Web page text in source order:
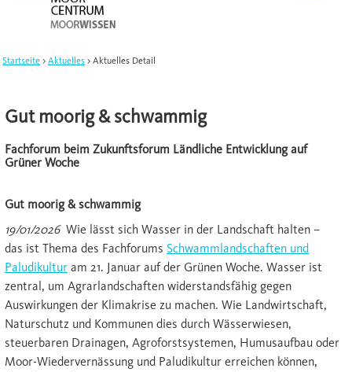
Startseite Aktuelles Aktuelles Detail
Gut moorig & schwammig
Fachforum beim Zukunftsforum Ländliche Entwicklung auf
Grüner Woche
Gut moorig & schwammig
19/01/2026Wie lässt sich Wasser in der Landschaft halten –
das ist Thema des Fachforums Schwammlandschaften und
Paludikultur am 21. Januar auf der Grünen Woche. Wasser ist
zentral, um Agrarlandschaften widerstandsfähig gegen
Auswirkungen der Klimakrise zu machen. Wie Landwirtschaft,
Naturschutz und Kommunen dies durch Wässerwiesen,
steuerbaren Drainagen, Agroforstsystemen, Humusaufbau oder
Moor-Wiedervernässung und Paludikultur erreichen können,